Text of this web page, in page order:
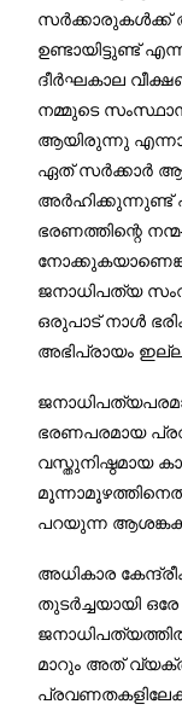
സർക്കാരുകൾക്ക്
ഉണ്ടായിട്ടുണ്ട്
ദീർഘകാല
നമ്മുടെ
ആയിരുന്നു
ഏത് സർക്കാർ
അർഹിക്കുന്നുണ്ട്
ഭരണത്തിന്റെ
ജനാധിപത്യ
ഒരുപാട് നാൾ
അഭിപ്രായം
ഭരണപരമായ
വസ്തുനിഷ്ഠമായ
പറയുന്ന
അധികാര
തുടർച്ചയായി
മാറും അത്